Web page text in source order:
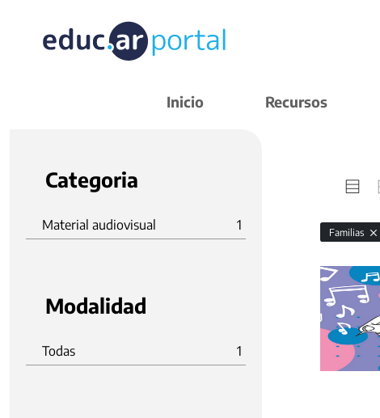
Inicio Recursos
Categoria
Material audiovisual 1
Modalidad
Todas 1
Familias